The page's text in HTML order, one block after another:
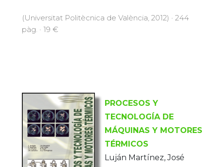
(Universitat Politècnica de València, 2012) · 244
pàg. · 19 €
PROCESOS Y
TECNOLOGÍA DE
MÁQUINAS Y MOTORES
TÉRMICOS
Luján Martínez, José